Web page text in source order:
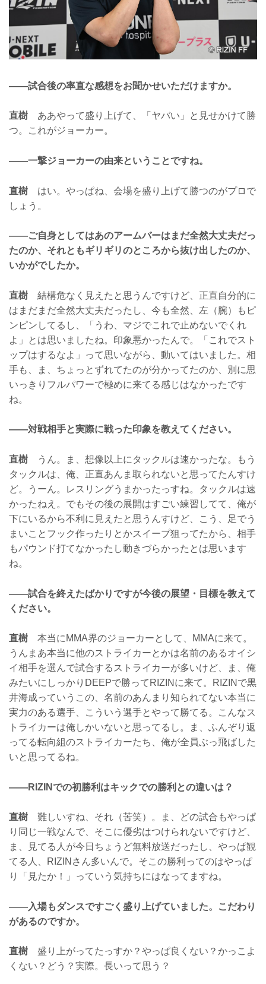
——試合後の率直な感想をお聞かせいただけますか。
直樹 ああやって盛り上げて、「ヤバい」と見せかけて勝
つ。これがジョーカー。
——一撃ジョーカーの由来ということですね。
直樹 はい。やっぱね、会場を盛り上げて勝つのがプロで
しょう。
——ご自身としてはあのアームバーはまだ全然大丈夫だっ
たのか、それともギリギリのところから抜け出したのか、
いかがでしたか。
直樹 結構危なく見えたと思うんですけど、正直自分的に
はまだまだ全然大丈夫だったし、今も全然、左（腕）もピ
ンピンしてるし、「うわ、マジでこれで止めないでくれ
よ」とは思いましたね。印象悪かったんで。「これでスト
ップはするなよ」って思いながら、動いてはいました。相
手も、ま、ちょっとずれてたのが分かってたのか、別に思
いっきりフルパワーで極めに来てる感じはなかったです
ね。
——対戦相手と実際に戦った印象を教えてください。
直樹 うん。ま、想像以上にタックルは速かったな。もう
タックルは、俺、正直あんま取られないと思ってたんすけ
ど。うーん。レスリングうまかったっすね。タックルは速
かったねえ。でもその後の展開はすごい練習してて、俺が
下にいるから不利に見えたと思うんすけど、こう、足でう
まいことフック作ったりとかスイープ狙ってたから、相手
もパウンド打てなかったし動きづらかったとは思います
ね。
——試合を終えたばかりですが今後の展望・目標を教えて
ください。
直樹 本当にMMA界のジョーカーとして、MMAに来て。
うんまあ本当に他のストライカーとかは名前のあるオイシ
イ相手を選んで試合するストライカーが多いけど、ま、俺
みたいにしっかりDEEPで勝ってRIZINに来て。RIZINで黒
井海成っていうこの、名前のあんまり知られてない本当に
実力のある選手、こういう選手とやって勝てる。こんなス
トライカーは俺しかいないと思ってるし。ま、ふんぞり返
ってる転向組のストライカーたち、俺が全員ぶっ飛ばした
いと思ってるね。
——RIZINでの初勝利はキックでの勝利との違いは？
直樹 難しいすね、それ（苦笑）。ま、どの試合もやっぱ
り同じ一戦なんで、そこに優劣はつけられないですけど、
ま、見てる人が今日ちょうど無料放送だったし、やっぱ観
てる人、RIZINさん多いんで。そこの勝利ってのはやっぱ
り「見たか！」っていう気持ちにはなってますね。
——入場もダンスですごく盛り上げていました。こだわり
があるのですか。
直樹 盛り上がってたっすか？やっぱ良くない？かっこよ
くない？どう？実際。長いって思う？